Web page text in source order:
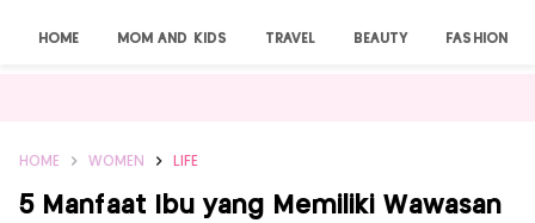
HOME MOM AND KIDS TRAVEL BEAUTY FASHION
HOME WOMEN LIFE
5 Manfaat Ibu yang Memiliki Wawasan